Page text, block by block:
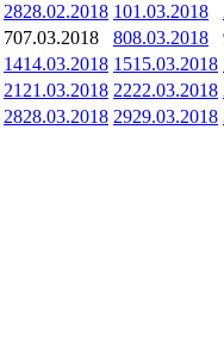
2828.02.2018 101.03.2018
707.03.2018 808.03.2018
1414.03.2018 1515.03.2018
21 21.03.2018 2222.03.2018
2828.03.2018 2929.03.2018